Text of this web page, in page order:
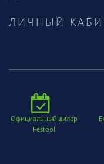
ЛИЧНЫЙ
Официальный дилер
Festool